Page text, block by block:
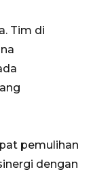
Tim di
pemulihan
dengan